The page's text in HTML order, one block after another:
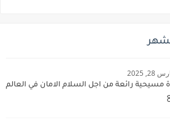
28, 2025
مسيحية رائعة من اجل السلام الامان في العالم